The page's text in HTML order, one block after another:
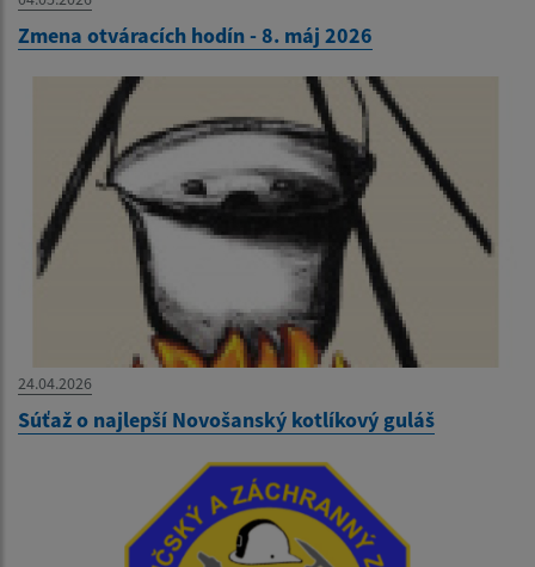
Zmena otváracích hodín - 8. máj 2026
24.04.2026
Súťaž o najlepší Novošanský kotlíkový guláš